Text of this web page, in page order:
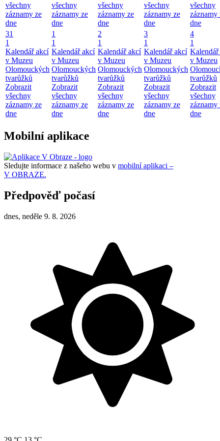
všechny
záznamy ze
dne
všechny
záznamy ze
dne
všechny
záznamy ze
dne
všechny
záznamy ze
dne
všechny
záznamy
dne
31
1
Kalendář akcí
v Muzeu
Olomouckých
tvarůžků
Zobrazit
všechny
záznamy ze
dne
1
1
Kalendář akcí
v Muzeu
Olomouckých
tvarůžků
Zobrazit
všechny
záznamy ze
dne
2
1
Kalendář akcí
v Muzeu
Olomouckých
tvarůžků
Zobrazit
všechny
záznamy ze
dne
3
1
Kalendář akcí
v Muzeu
Olomouckých
tvarůžků
Zobrazit
všechny
záznamy ze
dne
4
1
v Muzeu
tvarůžků
Zobrazit
všechny
záznamy
dne
Mobilní aplikace
Sledujte informace z našeho webu v mobilní aplikaci –
V OBRAZE.
Předpověď počasí
dnes, neděle 9. 8. 2026